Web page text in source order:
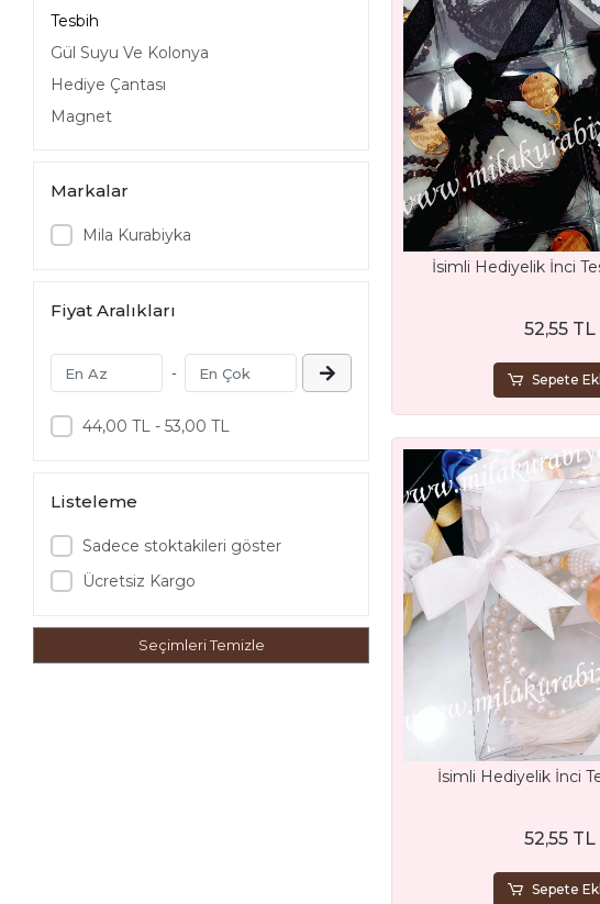
Tesbih
Gül Suyu Ve Kolonya
Hediye Çantası
Magnet
Markalar
Mila Kurabiyka
Fiyat Aralıkları
-
44,00 TL - 53,00 TL
Listeleme
Sadece stoktakileri göster
Ücretsiz Kargo
Seçimleri Temizle
İsimli Hediyelik İnci
52,55 TL
Sepete
İsimli Hediyelik İnci
52,55 TL
Sepete